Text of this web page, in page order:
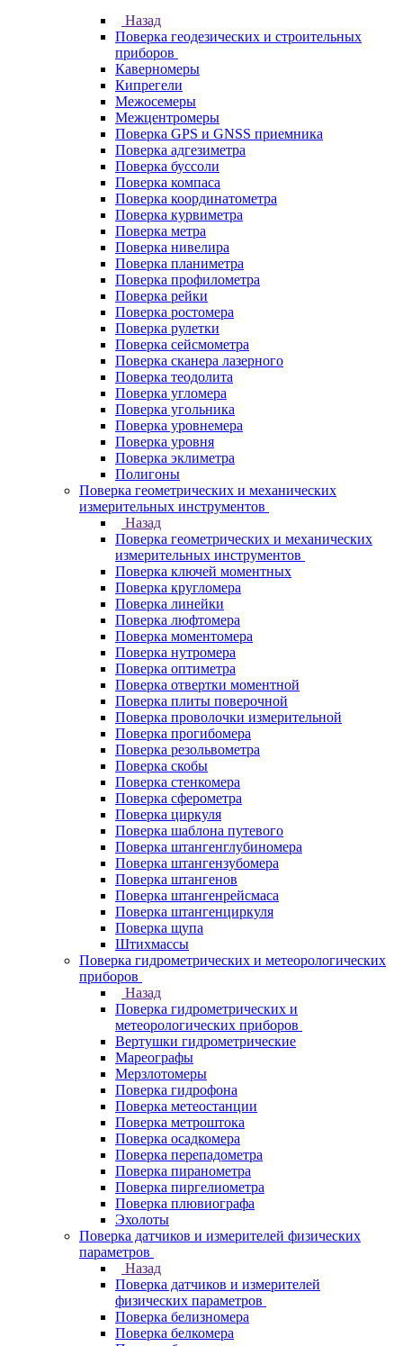
Назад
Поверка геодезических и строительных
приборов
Каверномеры
Кипрегели
Межосемеры
Межцентромеры
Поверка GPS и GNSS приемника
Поверка адгезиметра
Поверка буссоли
Поверка компаса
Поверка координатометра
Поверка курвиметра
Поверка метра
Поверка нивелира
Поверка планиметра
Поверка профилометра
Поверка рейки
Поверка ростомера
Поверка рулетки
Поверка сейсмометра
Поверка сканера лазерного
Поверка теодолита
Поверка угломера
Поверка угольника
Поверка уровнемера
Поверка уровня
Поверка эклиметра
Полигоны
Поверка геометрических и механических
измерительных инструментов
Назад
Поверка геометрических и механических
измерительных инструментов
Поверка ключей моментных
Поверка кругломера
Поверка линейки
Поверка люфтомера
Поверка моментомера
Поверка нутромера
Поверка оптиметра
Поверка отвертки моментной
Поверка плиты поверочной
Поверка проволочки измерительной
Поверка прогибомера
Поверка резольвометра
Поверка скобы
Поверка стенкомера
Поверка сферометра
Поверка циркуля
Поверка шаблона путевого
Поверка штангенглубиномера
Поверка штангензубомера
Поверка штангенов
Поверка штангенрейсмаса
Поверка штангенциркуля
Поверка щупа
Штихмассы
Поверка гидрометрических и метеорологических
приборов
Назад
Поверка гидрометрических и
метеорологических приборов
Вертушки гидрометрические
Мареографы
Мерзлотомеры
Поверка гидрофона
Поверка метеостанции
Поверка метроштока
Поверка осадкомера
Поверка перепадометра
Поверка пиранометра
Поверка пиргелиометра
Поверка плювиографа
Эхолоты
Поверка датчиков и измерителей физических
параметров
Назад
Поверка датчиков и измерителей
физических параметров
Поверка белизномера
Поверка белкомера